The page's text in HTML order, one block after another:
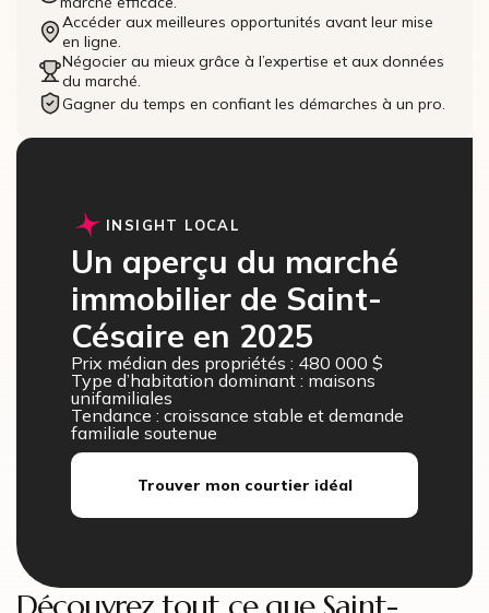
Accéder aux meilleures opportunités avant leur mise
en ligne.
Négocier au mieux grâce à l’expertise et aux données
du marché.
Gagner du temps en confiant les démarches à un pro.
INSIGHT LOCAL
Un aperçu du marché
immobilier de Saint-
Césaire en 2025
Prix médian des propriétés : 480 000 $
Type d’habitation dominant : maisons
unifamiliales
Tendance : croissance stable et demande
familiale soutenue
Trouver mon courtier idéal